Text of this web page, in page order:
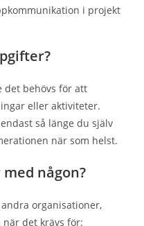
i projekt
det behövs för att
eller aktiviteter.
så länge du själv
när som helst.
någon?
organisationer,
det krävs för: